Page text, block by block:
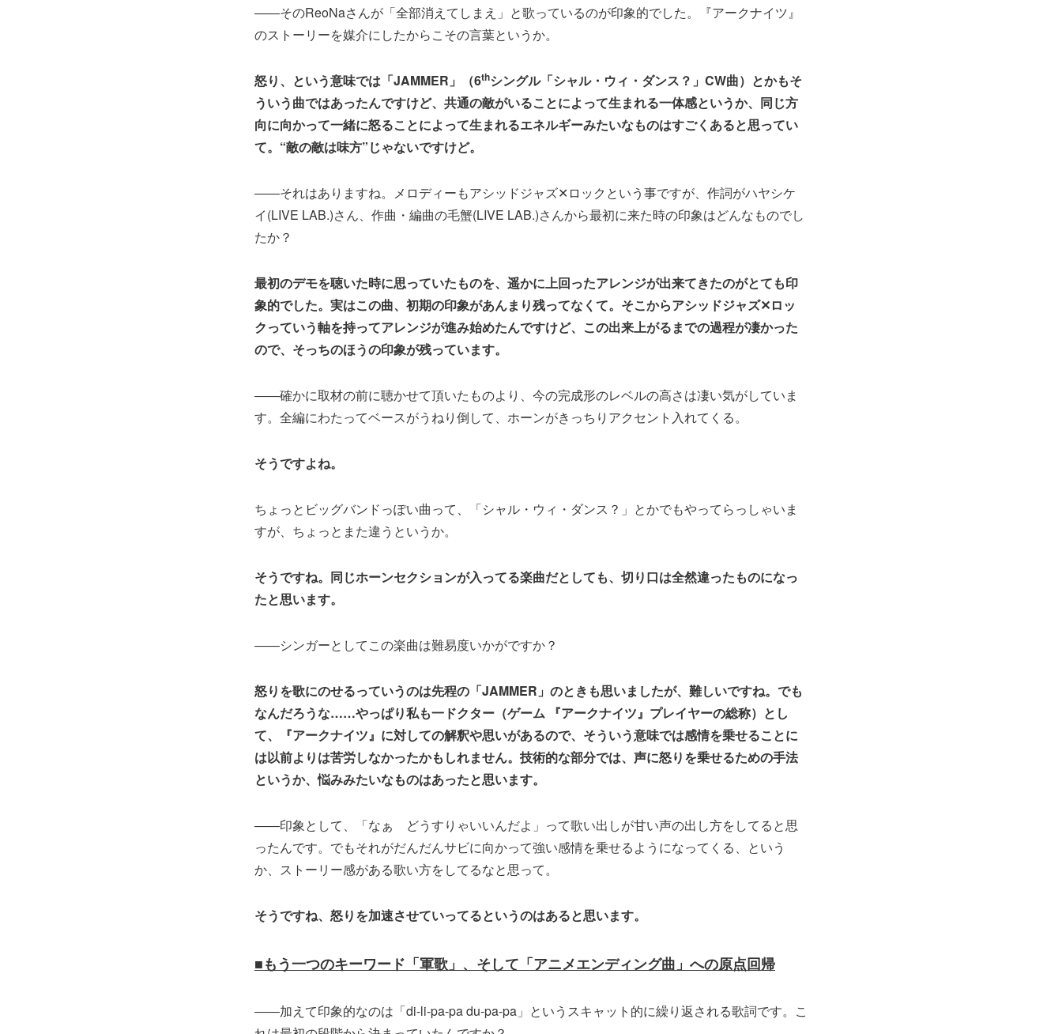
――そのReoNaさんが「全部消えてしまえ」と歌っているのが印象的でした。『アークナイツ』
のストーリーを媒介にしたからこその言葉というか。
怒り、という意味では「JAMMER」（6thシングル「シャル・ウィ・ダンス？」CW曲）とかもそ
ういう曲ではあったんですけど、共通の敵がいることによって生まれる一体感というか、同じ方
向に向かって一緒に怒ることによって生まれるエネルギーみたいなものはすごくあると思ってい
て。“敵の敵は味方”じゃないですけど。
――それはありますね。メロディーもアシッドジャズ✕ロックという事ですが、作詞がハヤシケ
イ(LIVE LAB.)さん、作曲・編曲の毛蟹(LIVE LAB.)さんから最初に来た時の印象はどんなものでし
たか？
最初のデモを聴いた時に思っていたものを、遥かに上回ったアレンジが出来てきたのがとても印
象的でした。実はこの曲、初期の印象があんまり残ってなくて。そこからアシッドジャズ✕ロッ
クっていう軸を持ってアレンジが進み始めたんですけど、この出来上がるまでの過程が凄かった
ので、そっちのほうの印象が残っています。
――確かに取材の前に聴かせて頂いたものより、今の完成形のレベルの高さは凄い気がしていま
す。全編にわたってベースがうねり倒して、ホーンがきっちりアクセント入れてくる。
そうですよね。
ちょっとビッグバンドっぽい曲って、「シャル・ウィ・ダンス？」とかでもやってらっしゃいま
すが、ちょっとまた違うというか。
そうですね。同じホーンセクションが入ってる楽曲だとしても、切り口は全然違ったものになっ
たと思います。
――シンガーとしてこの楽曲は難易度いかがですか？
怒りを歌にのせるっていうのは先程の「JAMMER」のときも思いましたが、難しいですね。でも
なんだろうな……やっぱり私も一ドクター（ゲーム 『アークナイツ』プレイヤーの総称）とし
て、『アークナイツ』に対しての解釈や思いがあるので、そういう意味では感情を乗せることに
は以前よりは苦労しなかったかもしれません。技術的な部分では、声に怒りを乗せるための手法
というか、悩みみたいなものはあったと思います。
――印象として、「なぁ どうすりゃいいんだよ」って歌い出しが甘い声の出し方をしてると思
ったんです。でもそれがだんだんサビに向かって強い感情を乗せるようになってくる、という
か、ストーリー感がある歌い方をしてるなと思って。
そうですね、怒りを加速させていってるというのはあると思います。
■もう一つのキーワード「軍歌」、そして「アニメエンディング曲」への原点回帰
――加えて印象的なのは「di-li-pa-pa du-pa-pa」というスキャット的に繰り返される歌詞です。こ